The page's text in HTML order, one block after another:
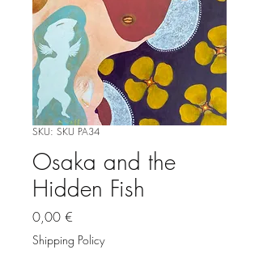
SKU: SKU PA34
Osaka and the
Hidden Fish
0,00 €
Shipping Policy